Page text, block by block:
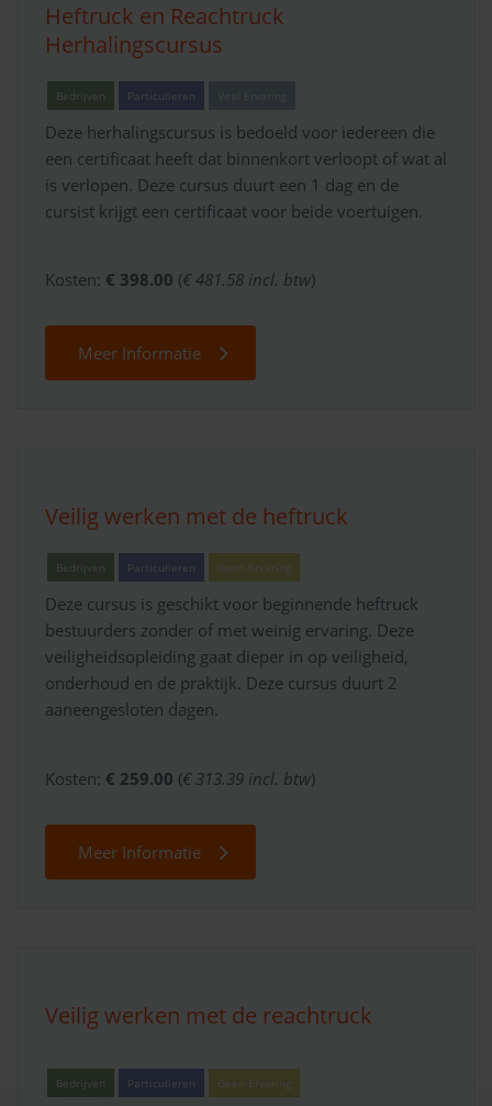
Heftruck en Reachtruck
Herhalingscursus
Bedrijven Particulieren
Deze herhalingscursus is bedoeld voor iedereen die
een certificaat heeft dat binnenkort verloopt of wat al
is verlopen. Deze cursus duurt een 1 dag en de
cursist krijgt een certificaat voor beide voertuigen.
Kosten: € 398.00 (€ 481.58 incl. btw)
Meer Informatie
Veilig werken met de heftruck
Bedrijven Particulieren Geen Ervaring
Deze cursus is geschikt voor beginnende heftruck
bestuurders zonder of met weinig ervaring. Deze
veiligheidsopleiding gaat dieper in op veiligheid,
onderhoud en de praktijk. Deze cursus duurt 2
aaneengesloten dagen.
Kosten: € 259.00 (€ 313.39 incl. btw)
Meer Informatie
Veilig werken met de reachtruck
Bedrijven Particulieren Geen Ervaring